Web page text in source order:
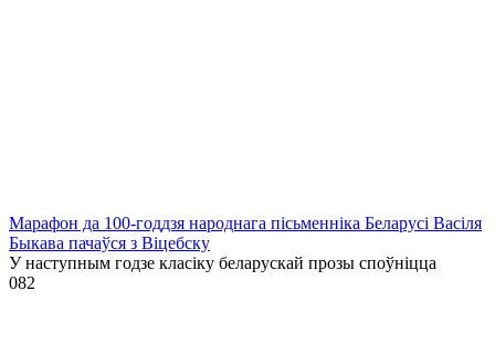
Марафон да 100-годдзя народнага пісьменніка Беларусі Васіля
Быкава пачаўся з Віцебску
У наступным годзе класіку беларускай прозы споўніцца
082